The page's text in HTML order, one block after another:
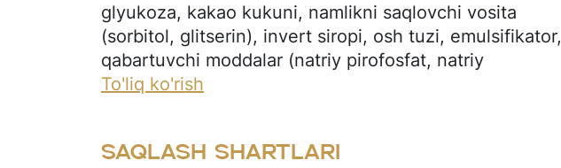
glyukoza, kakao kukuni, namlikni saqlovchi vosita
(sorbitol, glitserin), invert siropi, osh tuzi, emulsifikator,
qabartuvchi moddalar (natriy pirofosfat, natriy
bikarbonat), konservant (kaliy sorbat),
shakar, maltodekstrin, quyuqlashtiruvchi (pektin E440),
To'liq ko'rish
Saqlash shartlari